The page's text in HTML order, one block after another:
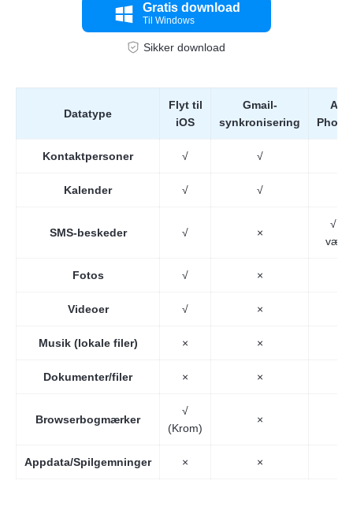
Gratis download
Til Windows
Sikker download
Datatype
Flyt til
iOS
Gmail-
synkronisering
Kontaktpersoner √ √
Kalender √ √
SMS-beskeder √ ×
√
Fotos √ ×
Videoer √ ×
Musik (lokale filer) × ×
Dokumenter/filer × ×
Browserbogmærker
√
(Krom)
×
Appdata/Spilgemninger × ×